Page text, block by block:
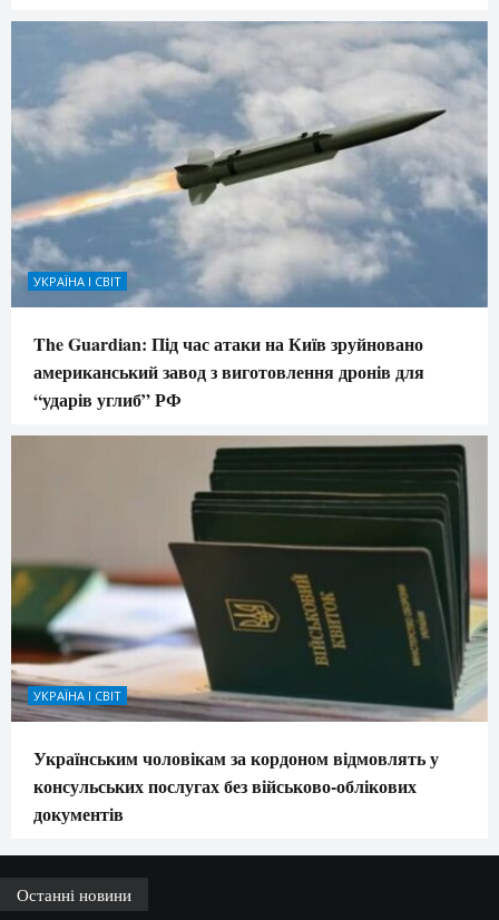
УКРАЇНА І СВІТ
The Guardian: Під час атаки на Київ зруйновано
американський завод з виготовлення дронів для
“ударів углиб” РФ
УКРАЇНА І СВІТ
Українським чоловікам за кордоном відмовлять у
консульських послугах без військово-облікових
документів
Останні новини